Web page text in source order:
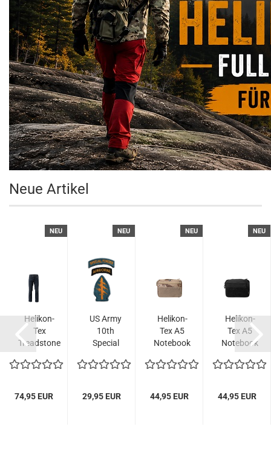
Neue Artikel
NEU
Helikon-
Tex
Treadstone
Dark Blue
74,95 EUR
NEU
US Army
10th
Special
Grp
29,95 EUR
NEU
Helikon-
Tex A5
Notebook
Color
44,95 EUR
NEU
Helikon-
Tex A5
Notebook
Schwarz
44,95 EUR